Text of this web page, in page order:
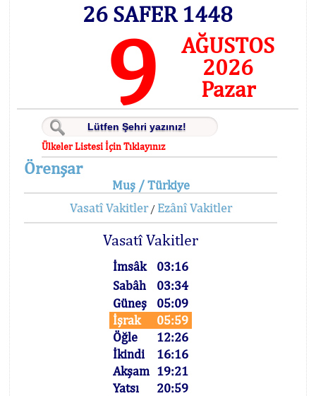
26 SAFER 1448
9
AĞUSTOS
2026
Pazar
Ülkeler Listesi İçin Tıklayınız
Örenşar
Muş / Türkiye
Vasatî Vakitler/ Ezânî Vakitler
Vasatî Vakitler
İmsâk
03:16
Sabâh
03:34
Güneş
05:09
İşrak
05:59
Öğle
12:26
İkindi
16:16
Akşam 19:21
Yatsı
20:59